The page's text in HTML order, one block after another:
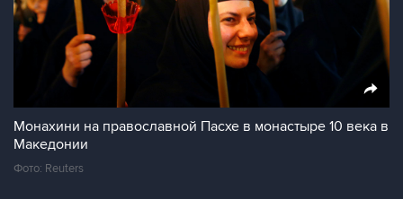
Монахини на православной Пасхе в монастыре 10 века в
Македонии
Фото: Reuters